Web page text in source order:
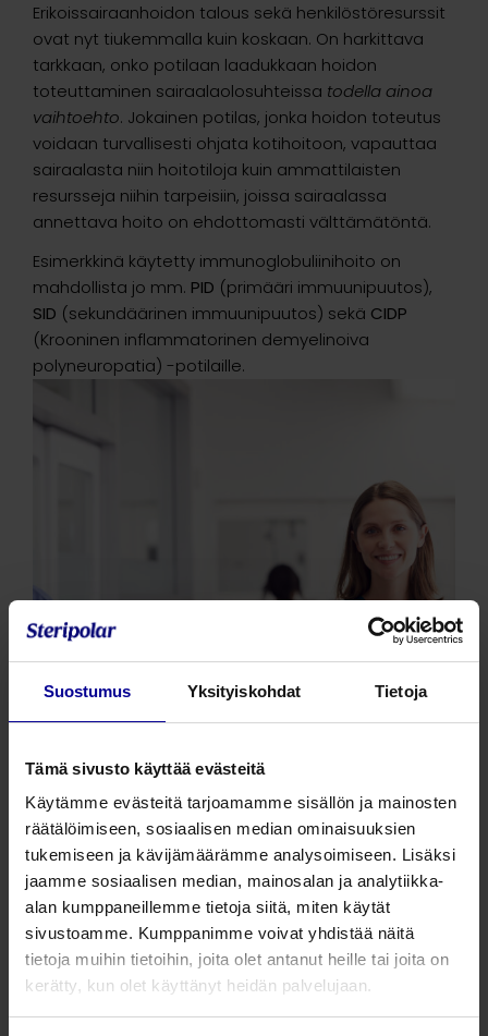
Suostumus Yksityiskohdat Tietoja
Tämä sivusto käyttää evästeitä
Käytämme evästeitä tarjoamamme sisällön ja mainosten
räätälöimiseen, sosiaalisen median ominaisuuksien
tukemiseen ja kävijämäärämme analysoimiseen. Lisäksi
jaamme sosiaalisen median, mainosalan ja analytiikka-
alan kumppaneillemme tietoja siitä, miten käytät
sivustoamme. Kumppanimme voivat yhdistää näitä
tietoja muihin tietoihin, joita olet antanut heille tai joita on
kerätty, kun olet käyttänyt heidän palvelujaan.
Erikoissairaanhoidon talous sekä henkilöstöresurssit
ovat nyt tiukemmalla kuin koskaan. On harkittava
tarkkaan, onko potilaan laadukkaan hoidon
toteuttaminen sairaalaolosuhteissa todella ainoa
vaihtoehto. Jokainen potilas, jonka hoidon toteutus
voidaan turvallisesti ohjata kotihoitoon, vapauttaa
sairaalasta niin hoitotiloja kuin ammattilaisten
resursseja niihin tarpeisiin, joissa sairaalassa
annettava hoito on ehdottomasti välttämätöntä.
Esimerkkinä käytetty immunoglobuliinihoito on
mahdollista jo mm. PID (primääri immuunipuutos),
SID (sekundäärinen immuunipuutos) sekä CIDP
(Krooninen inflammatorinen demyelinoiva
polyneuropatia) -potilaille.
Välittömät rahalliset säästöt
erikoissairaanhoidolle
Tarkasteltaessa sairaalan suonensisäisten
immunoglobuliinihoitojen lääkekustannuksia,
voidaan todeta, että ne sijoittuvan budjetissa
kalliimpien lääkkeiden joukkoon.